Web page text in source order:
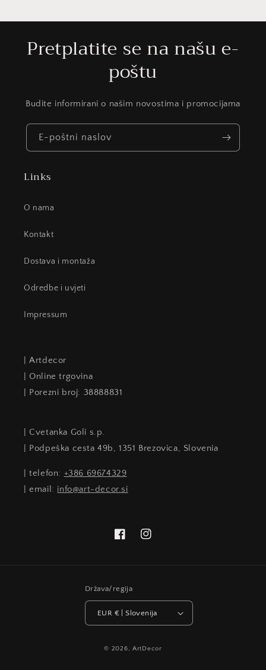
Pretplatite se na našu e-
poštu
Budite informirani o našim novostima i promocijama
E-poštni naslov
Links
O nama
Kontakt
Dostava i montaža
Odredbe i uvjeti
Impressum
| Artdecor
| Online trgovina
| Porezni broj: 38888831
| Cvetanka Goli s.p.
| Podpeška cesta 49b, 1351 Brezovica, Slovenia
| telefon: +386 69674329
| email: info@art-decor.si
FacebookInstagram
Država/regija
EUR € | Slovenija
© 2026, ArtDecor